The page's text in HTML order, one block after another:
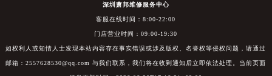
深圳萧邦维修服务中心
客服在线时间：8:00-22:00
门店营业时间：09:00-19:30
如权利人或知情人士发现本站内容存在事实错误或涉及版权、名誉权等侵权问题，请通过
邮箱：2557628530@qq.com 与我们联系，我们将在收到通知后立即依法处理。当前页面